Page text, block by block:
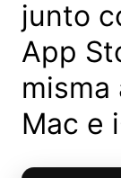
junto
App
misma
Mac e